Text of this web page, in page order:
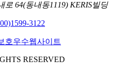
로 64(동내동1119) KERIS빌딩
1599-3122
RESERVED